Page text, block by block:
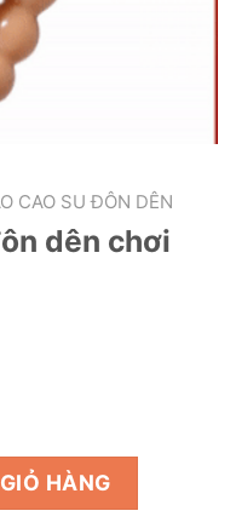
CAO SU ĐÔN DÊN
dên chơi
hậu môn số lượng
HÀNG